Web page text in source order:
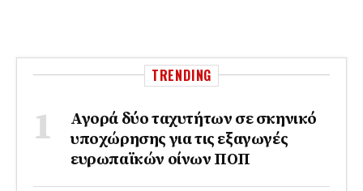
TRENDING
Αγορά δύο ταχυτήτων σε σκηνικό
υποχώρησης για τις εξαγωγές
ευρωπαϊκών οίνων ΠΟΠ